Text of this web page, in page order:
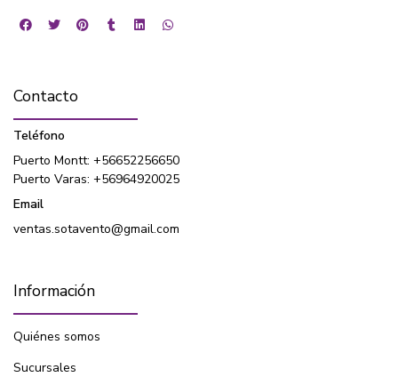
Contacto
Teléfono
Puerto Montt: +56652256650
Puerto Varas: +56964920025
Email
ventas.sotavento@gmail.com
Información
Quiénes somos
Sucursales